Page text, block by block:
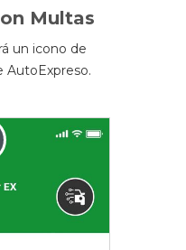
Multas
un icono de
AutoExpreso.